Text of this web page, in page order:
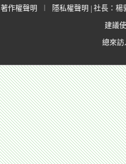
著作權聲明 隱私權聲明 | 社長：
建議
總來訪